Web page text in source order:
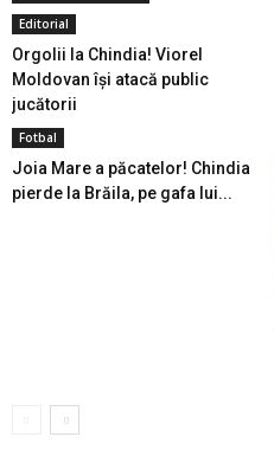
Editorial
Orgolii la Chindia! Viorel
Moldovan își atacă public
jucătorii
Fotbal
Joia Mare a păcatelor! Chindia
pierde la Brăila, pe gafa lui...